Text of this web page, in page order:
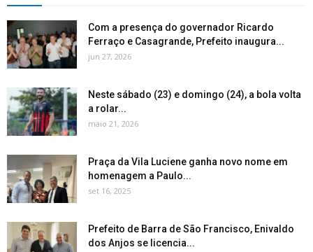
Com a presença do governador Ricardo
Ferraço e Casagrande, Prefeito inaugura...
jun 27, 2026
Neste sábado (23) e domingo (24), a bola volta
a rolar...
maio 21, 2026
Praça da Vila Luciene ganha novo nome em
homenagem a Paulo...
set 16, 2025
Prefeito de Barra de São Francisco, Enivaldo
dos Anjos se licencia...